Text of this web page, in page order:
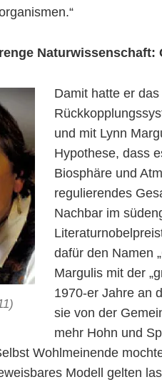
Naturwissenschaft:
Damit hatte er
und mit Lynn
Hypothese, dass
Biosphäre und
regulierendes
Nachbar im
dafür den Namen
Margulis mit der
1970-er Jahre an
sie von der
mehr Hohn und
Wohlmeinende
Modell gelten